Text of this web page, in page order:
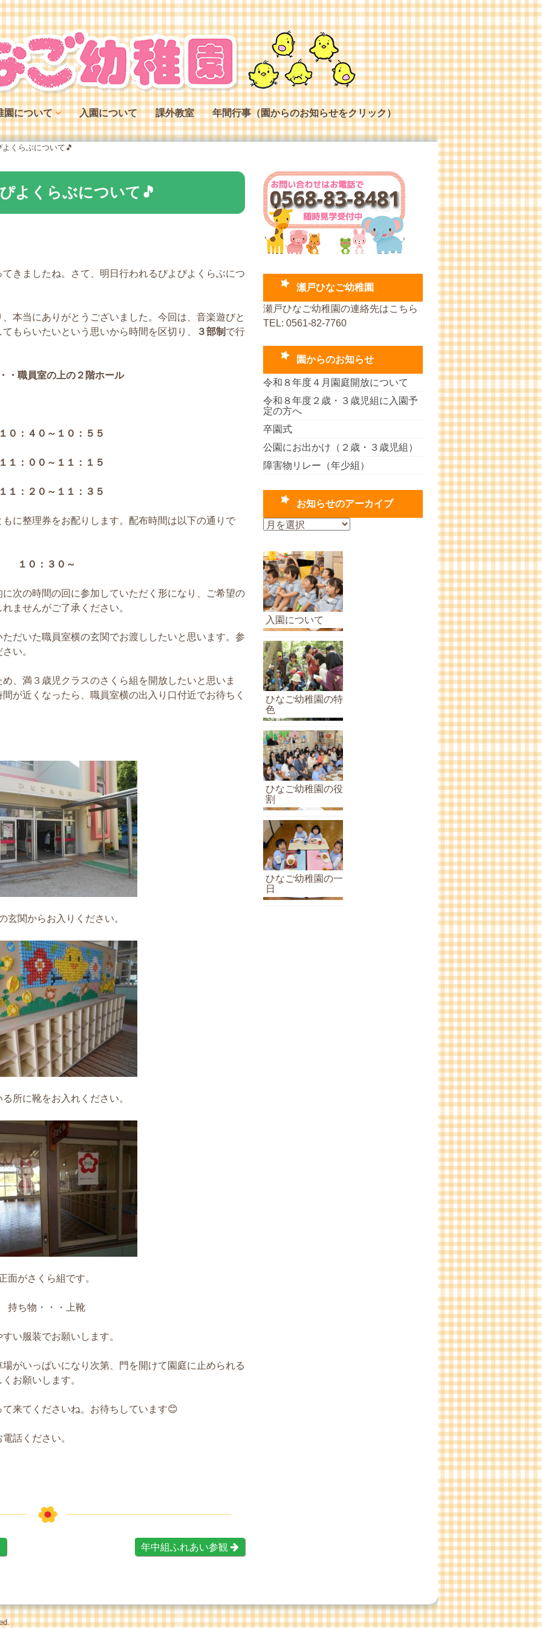
園について
園の特色
園の役割
園の一日
入園について 課外教室 年間行事（園からのお知らせをクリック）
くらぶについて🎵
よくらぶについて🎵
きましたね。さて、明日行われるぴよぴよくらぶにつ
本当にありがとうございました。今回は、音楽遊びと
もらいたいという思いから時間を区切り、
３部制 で行
・職員室の上の２階ホール
０：４０～１０：５５
１：００～１１：１５
１：２０～１１：３５
に整理券をお配りします。配布時間は以下の通りで
１０：３０～
次の時間の回に参加していただく形になり、ご希望の
ませんがご了承ください。
だいた職員室横の玄関でお渡ししたいと思います。参
い。
、満３歳児クラスのさくら組を開放したいと思いま
が近くなったら、職員室横の出入り口付近でお待ちく
玄関からお入りください。
所に靴をお入れください。
面がさくら組です。
持ち物・・・上靴
い服装でお願いします。
がいっぱいになり次第、門を開けて園庭に止められる
お願いします。
来てくださいね。お待ちしています😊
話ください。
年中組ふれあい参観
瀬戸ひなご幼稚園
瀬戸ひなご幼稚園の連絡先はこちら
TEL: 0561-82-7760
園からのお知らせ
令和８年度４月園庭開放について
令和８年度２歳・３歳児組に入園予
定の方へ
卒園式
公園にお出かけ（２歳・３歳児組）
障害物リレー（年少組）
お知らせのアーカイブ
お
ら
せ
の
ア
ー
カ
イ
ブ
入園について
ひなご幼稚園の特
色
ひなご幼稚園の役
割
ひなご幼稚園の一
日